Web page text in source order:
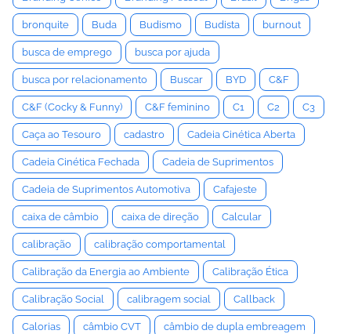
bronquite Buda Budismo Budista burnout
busca de emprego busca por ajuda
busca por relacionamento Buscar BYD C&F
C&F (Cocky & Funny) C&F feminino C1 C2 C3
Caça ao Tesouro cadastro Cadeia Cinética Aberta
Cadeia Cinética Fechada Cadeia de Suprimentos
Cadeia de Suprimentos Automotiva Cafajeste
caixa de câmbio caixa de direção Calcular
calibração calibração comportamental
Calibração da Energia ao Ambiente Calibração Ética
Calibração Social calibragem social Callback
Calorias câmbio CVT câmbio de dupla embreagem